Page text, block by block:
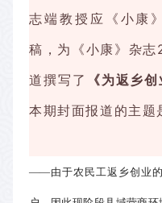
志端教授应《小康
稿，为《小康》杂
道撰写了
《为返乡
本期封面报道的主题
——由于农民工返乡创业